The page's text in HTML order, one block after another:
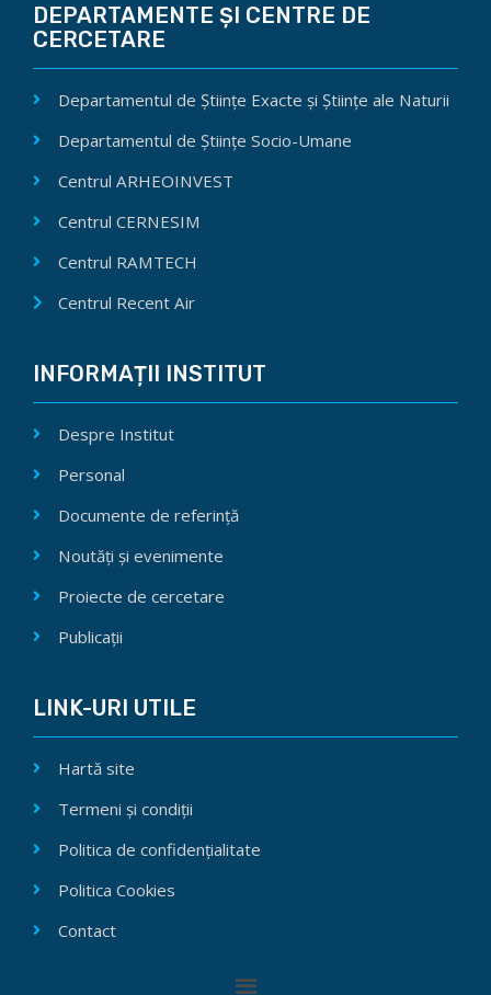
DEPARTAMENTE ȘI CENTRE DE
CERCETARE
Departamentul de Științe Exacte și Științe ale Naturii
Departamentul de Științe Socio-Umane
Centrul ARHEOINVEST
Centrul CERNESIM
Centrul RAMTECH
Centrul Recent Air
INFORMAȚII INSTITUT
Despre Institut
Personal
Documente de referință
Noutăți și evenimente
Proiecte de cercetare
Publicații
LINK-URI UTILE
Hartă site
Termeni și condiții
Politica de confidențialitate
Politica Cookies
Contact